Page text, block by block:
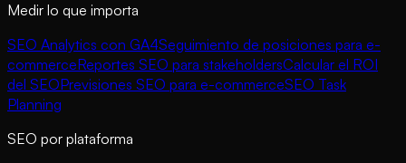
Medir lo que importa
SEO Analytics con GA4Seguimiento de posiciones para e-
commerceReportes SEO para stakeholdersCalcular el ROI
del SEOPrevisiones SEO para e-commerceSEO Task
Planning
SEO por plataforma